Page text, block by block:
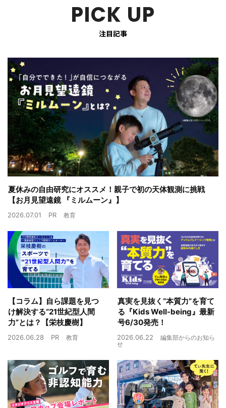
PICK UP
注目記事
夏休みの自由研究にオススメ！親子で初の天体観測に挑戦
【お月見望遠鏡 『ミルムーン』】
2026.07.01 PR 教育
【コラム】自ら課題を見つ
け解決する“21世紀型人間
力”とは？【栄枝慶樹】
2026.06.28 PR 教育
真実を見抜く“本質力”を育て
る『Kids Well-being』最新
号6/30発売！
2026.06.22
編集部からのお知ら
せ